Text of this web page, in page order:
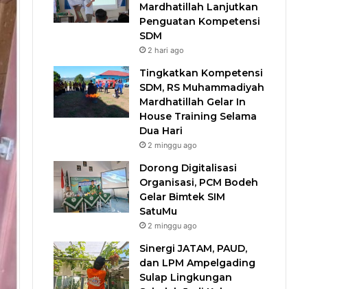
Mardhatillah Lanjutkan
Penguatan Kompetensi
SDM
2 hari ago
Tingkatkan Kompetensi
SDM, RS Muhammadiyah
Mardhatillah Gelar In
House Training Selama
Dua Hari
2 minggu ago
Dorong Digitalisasi
Organisasi, PCM Bodeh
Gelar Bimtek SIM
SatuMu​
2 minggu ago
Sinergi JATAM, PAUD,
dan LPM Ampelgading
Sulap Lingkungan